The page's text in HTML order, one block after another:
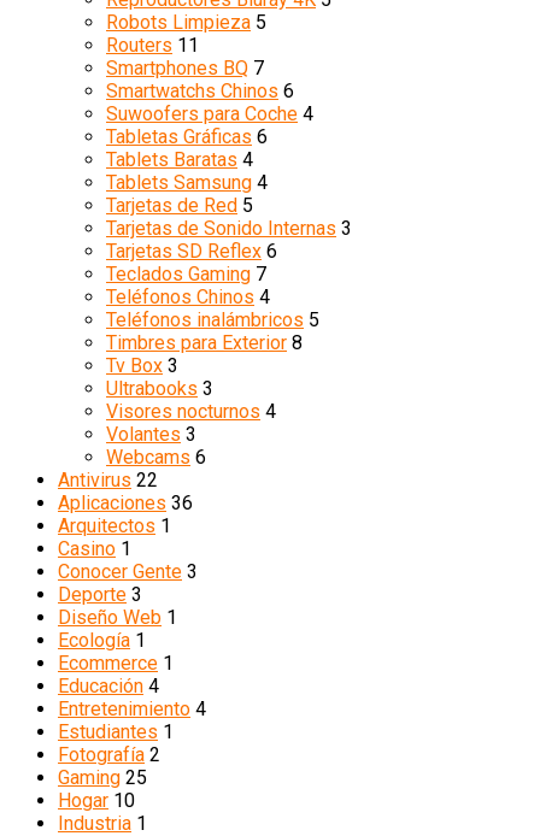
Robots Limpieza 5
Routers 11
Smartphones BQ 7
Smartwatchs Chinos 6
Suwoofers para Coche 4
Tabletas Gráficas 6
Tablets Baratas 4
Tablets Samsung 4
Tarjetas de Red 5
Tarjetas de Sonido Internas 3
Tarjetas SD Reflex 6
Teclados Gaming 7
Teléfonos Chinos 4
Teléfonos inalámbricos 5
Timbres para Exterior 8
Tv Box 3
Ultrabooks 3
Visores nocturnos 4
Volantes 3
Webcams 6
Antivirus 22
Aplicaciones 36
Arquitectos 1
Casino 1
Conocer Gente 3
Deporte 3
Diseño Web 1
Ecología 1
Ecommerce 1
Educación 4
Entretenimiento 4
Estudiantes 1
Fotografía 2
Gaming 25
Hogar 10
Industria 1